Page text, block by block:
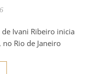
Rio de Janeiro